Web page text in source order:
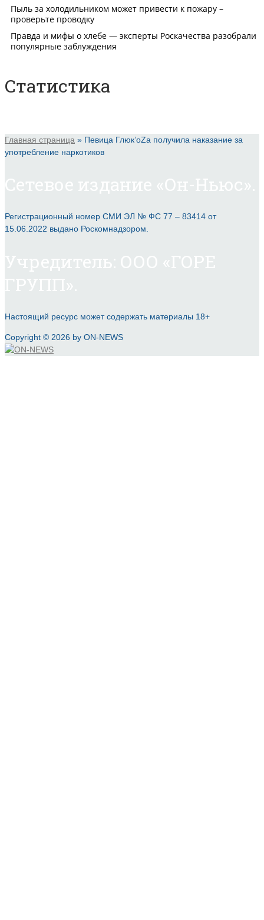
Статистика
Главная страница » Певица Глюк’oZа получила наказание за
употребление наркотиков
Регистрационный номер СМИ ЭЛ № ФС 77 – 83414 от
15.06.2022 выдано Роскомнадзором.
Настоящий ресурс может содержать материалы 18+
Copyright © 2026 by ON-NEWS